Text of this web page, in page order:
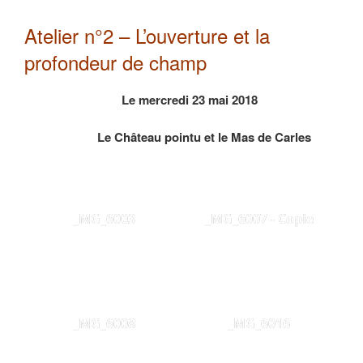
Atelier n°2 – L’ouverture et la
profondeur de champ
Le mercredi 23 mai 2018
Le Château pointu et le Mas de Carles
_MG_6003 _MG_6007 - Copie
_MG_6008 _MG_6016